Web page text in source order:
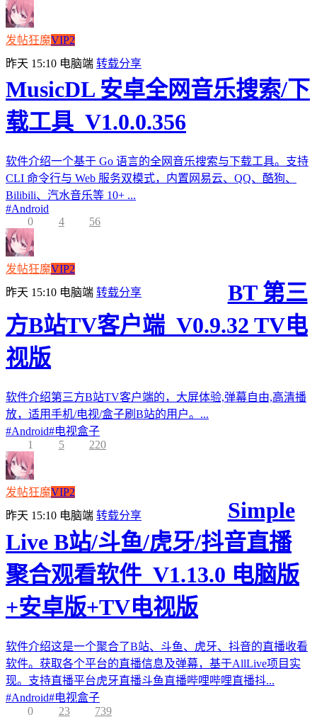
发帖狂魔VIP2
昨天 15:10 电脑端 转载分享
MusicDL 安卓全网音乐搜索/下
载工具_V1.0.0.356
软件介绍一个基于 Go 语言的全网音乐搜索与下载工具。支持
CLI 命令行与 Web 服务双模式，内置网易云、QQ、酷狗、
Bilibili、汽水音乐等 10+ ...
#Android
0
4 56
发帖狂魔VIP2
昨天 15:10 电脑端 转载分享
BT 第三
方B站TV客户端_V0.9.32 TV电
视版
软件介绍第三方B站TV客户端的，大屏体验,弹幕自由,高清播
放，适用手机/电视/盒子刷B站的用户。...
#Android#电视盒子
1
5 220
发帖狂魔VIP2
昨天 15:10 电脑端 转载分享
Simple
Live B站/斗鱼/虎牙/抖音直播
聚合观看软件_V1.13.0 电脑版
+安卓版+TV电视版
软件介绍这是一个聚合了B站、斗鱼、虎牙、抖音的直播收看
软件。获取各个平台的直播信息及弹幕，基于AllLive项目实
现。支持直播平台虎牙直播斗鱼直播哔哩哔哩直播抖...
#Android#电视盒子
0
23 739